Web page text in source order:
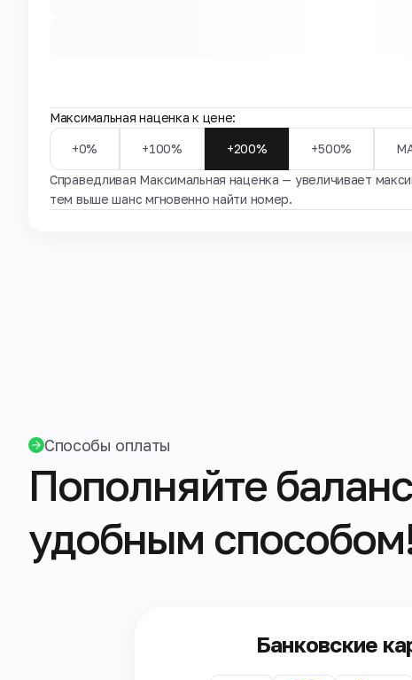
Максимальная наценка к цене:
+0% +100% +200% +500%
Справедливая Максимальная наценка — увеличивает
тем выше шанс мгновенно найти номер.
Способы оплаты
Пополняйте
удобным
Банковские